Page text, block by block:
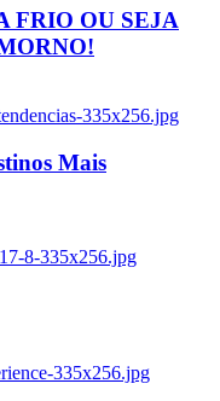
FRIO OU SEJA
335x256.jpg
Mais
8-335x256.jpg
335x256.jpg